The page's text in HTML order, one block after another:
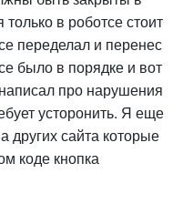
в роботсе стоит
переделал и перенес
было в порядке и вот
про нарушения
усторонить. Я еще
других сайта которые
коде кнопка